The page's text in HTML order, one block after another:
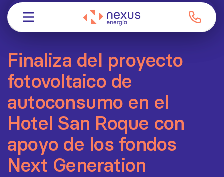
Finaliza del proyecto
fotovoltaico de
autoconsumo en el
Hotel San Roque con
apoyo de los fondos
Next Generation